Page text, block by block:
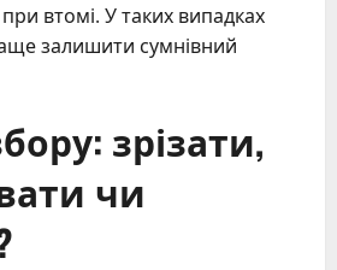
втомі. У таких випадках
залишити сумнівний
зрізати,
чи